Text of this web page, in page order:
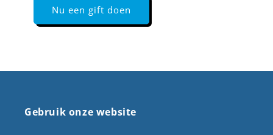
Nu een gift doen
Gebruik onze website